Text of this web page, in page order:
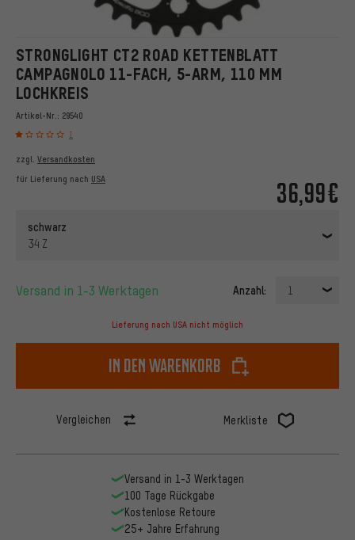
STRONGLIGHT CT2 ROAD KETTENBLATT
CAMPAGNOLO 11-FACH, 5-ARM, 110 MM
LOCHKREIS
Artikel-Nr.: 29540
1
36,99€
zzgl. Versandkosten
für Lieferung nach USA
schwarz
34 Z
Versand in 1-3 Werktagen Anzahl: 1
Lieferung nach USA nicht möglich
In den Warenkorb
Vergleichen Merkliste
Versand in 1-3 Werktagen
100 Tage Rückgabe
Kostenlose Retoure
25+ Jahre Erfahrung